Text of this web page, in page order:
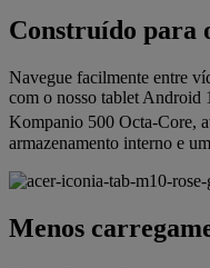
Construído para
Navegue facilmente entre
com o nosso tablet Android
Kompanio 500 Octa-Core,
armazenamento interno e
Menos